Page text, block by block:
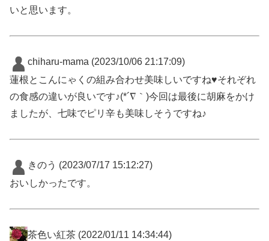
いと思います。
chiharu-mama (2023/10/06 21:17:09)
蓮根とこんにゃくの組み合わせ美味しいですね♥️それぞれ
の食感の違いが良いです♪(*´∇｀)今回は最後に胡麻をかけ
ましたが、七味でピリ辛も美味しそうですね♪
きのう (2023/07/17 15:12:27)
おいしかったです。
茶色い紅茶 (2022/01/11 14:34:44)